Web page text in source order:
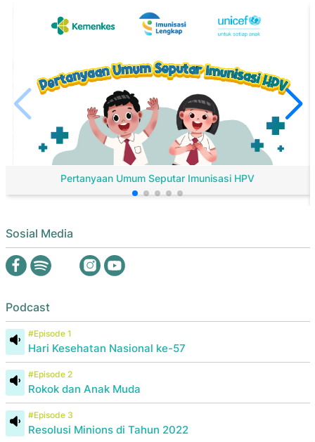
Pertanyaan Umum Seputar Imunisasi HPV
Sosial Media
Podcast
#Episode 1
Hari Kesehatan Nasional ke-57
#Episode 2
Rokok dan Anak Muda
#Episode 3
Resolusi Minions di Tahun 2022